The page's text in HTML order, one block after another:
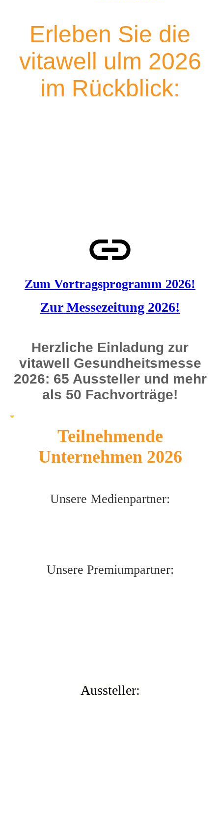
Erleben Sie die
vitawell ulm 2026
im Rückblick:
Zum Vortragsprogramm 2026!
Zur Messezeitung 2026!
Herzliche Einladung zur
vitawell Gesundheitsmesse
2026: 65 Aussteller und mehr
als 50 Fachvorträge!
Teilnehmende
Unternehmen 2026
Unsere Medienpartner:
Unsere Premiumpartner:
Aussteller: